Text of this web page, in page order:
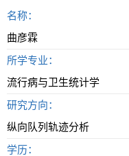
名称：
曲彦霖
所学专业：
流行病与卫生统计学
研究方向：
纵向队列轨迹分析
学历：